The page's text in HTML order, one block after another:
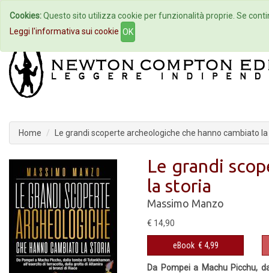
Home Autori Eventi
Home Le grandi scoperte archeologiche che hanno cambiato
Le grandi
la storia
Massimo Manzo
€ 14,90
eBook € 4,99
Da Pompei a Machu Picchu,
Cookies:Questo sito utilizza cookie per funzionalità proprie. Se
Leggi l'informativa sui cookie OK